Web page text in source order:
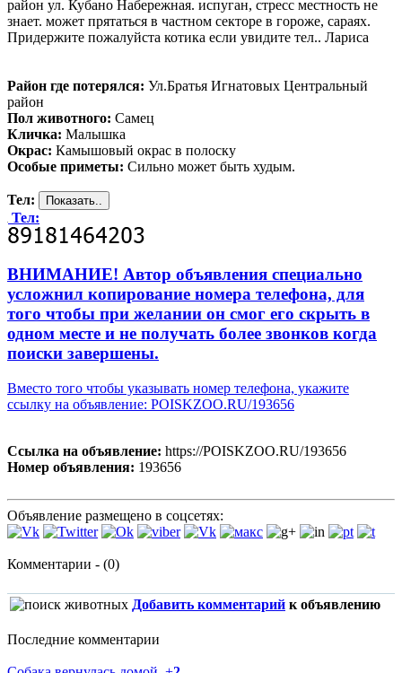
район ул. Кубано Набережная. испуган, стресс местность не
знает. может прятаться в частном секторе в гороже, сараях.
Придержите пожалуйста котика если увидите тел.. Лариса
Район где потерялся: Ул.Братья Игнатовых Центральный
район
Пол животного: Самец
Кличка: Малышка
Окрас: Камышовый окрас в полоску
Особые приметы: Сильно может быть худым.
Тел:
Тел:
ВНИМАНИЕ! Автор объявления специально
усложнил копирование номера телефона, для
того чтобы при желании он смог его скрыть в
одном месте и не получать более звонков когда
поиски завершены.
Вместо того чтобы указывать номер телефона, укажите
ссылку на объявление: POISKZOO.RU/193656
Ссылка на объявление: https://POISKZOO.RU/193656
Номер объявления: 193656
Объявление размещено в соцсетях:
Комментарии - (0)
Добавить комментарий к объявлению
Последние комментарии